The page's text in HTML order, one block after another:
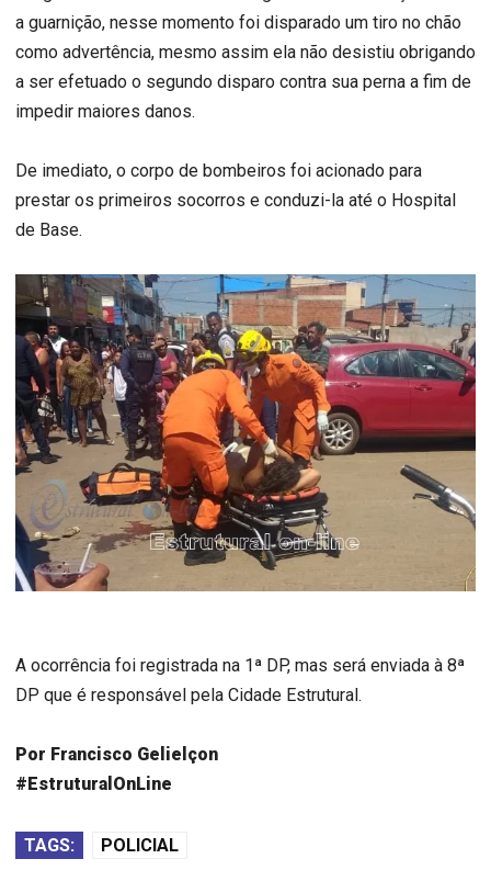
a guarnição, nesse momento foi disparado um tiro no chão
como advertência, mesmo assim ela não desistiu obrigando
a ser efetuado o segundo disparo contra sua perna a fim de
impedir maiores danos.
De imediato, o corpo de bombeiros foi acionado para
prestar os primeiros socorros e conduzi-la até o Hospital
de Base.
A ocorrência foi registrada na 1ª DP, mas será enviada à 8ª
DP que é responsável pela Cidade Estrutural.
Por Francisco Gelielçon
#EstruturalOnLine
TAGS: POLICIAL